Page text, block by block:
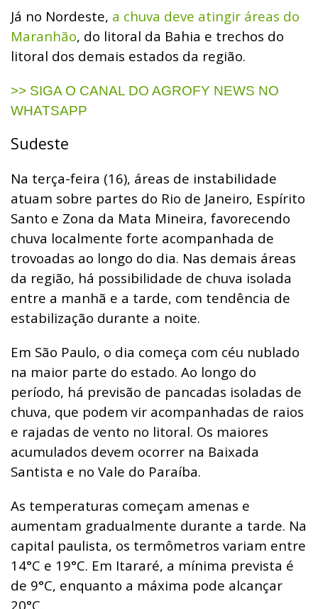
Já no Nordeste, a chuva deve atingir áreas do
Maranhão, do litoral da Bahia e trechos do
litoral dos demais estados da região.
>> SIGA O CANAL DO AGROFY NEWS NO
WHATSAPP
Sudeste
Na terça-feira (16), áreas de instabilidade
atuam sobre partes do Rio de Janeiro, Espírito
Santo e Zona da Mata Mineira, favorecendo
chuva localmente forte acompanhada de
trovoadas ao longo do dia. Nas demais áreas
da região, há possibilidade de chuva isolada
entre a manhã e a tarde, com tendência de
estabilização durante a noite.
Em São Paulo, o dia começa com céu nublado
na maior parte do estado. Ao longo do
período, há previsão de pancadas isoladas de
chuva, que podem vir acompanhadas de raios
e rajadas de vento no litoral. Os maiores
acumulados devem ocorrer na Baixada
Santista e no Vale do Paraíba.
As temperaturas começam amenas e
aumentam gradualmente durante a tarde. Na
capital paulista, os termômetros variam entre
14°C e 19°C. Em Itararé, a mínima prevista é
de 9°C, enquanto a máxima pode alcançar
20°C.